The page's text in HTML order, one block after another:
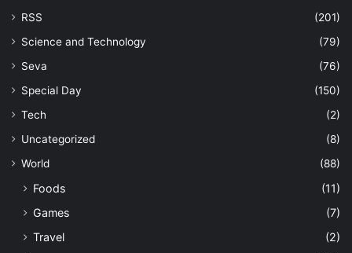
RSS
(201)
Science and Technology
(79)
Seva
(76)
Special Day
(150)
Tech
(2)
Uncategorized
(8)
World
(88)
Foods
(11)
Games
(7)
Travel
(2)